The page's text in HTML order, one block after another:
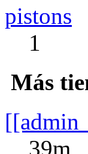
pistons
1
Más
39m